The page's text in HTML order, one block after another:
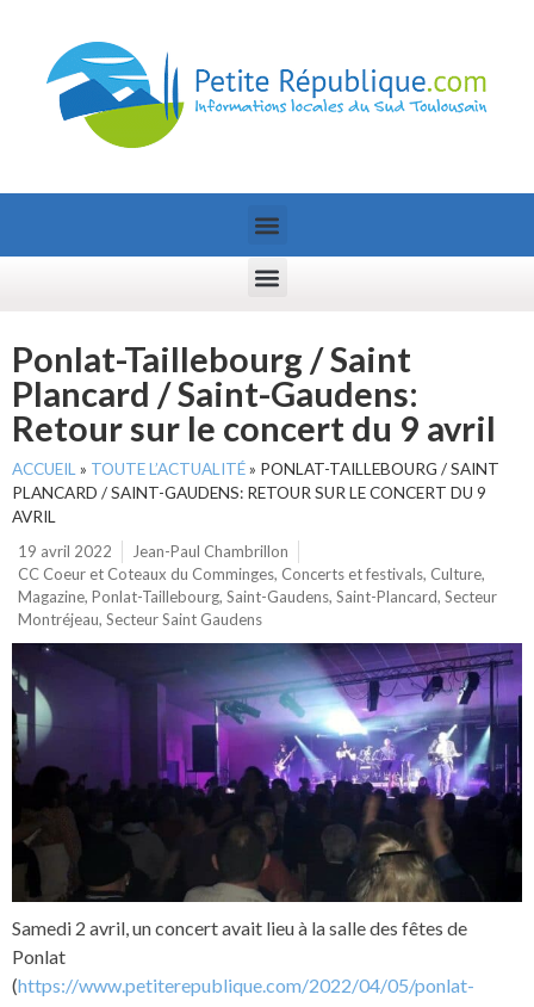
Ponlat-Taillebourg / Saint
Plancard / Saint-Gaudens:
Retour sur le concert du 9 avril
ACCUEIL » TOUTE L’ACTUALITÉ» PONLAT-TAILLEBOURG / SAINT
PLANCARD / SAINT-GAUDENS: RETOUR SUR LE CONCERT DU 9
AVRIL
19 avril 2022
Jean-Paul Chambrillon
CC Coeur et Coteaux du Comminges, Concerts et festivals, Culture,
Magazine, Ponlat-Taillebourg, Saint-Gaudens, Saint-Plancard, Secteur
Montréjeau, Secteur Saint Gaudens
Samedi 2 avril, un concert avait lieu à la salle des fêtes de
Ponlat
(https://www.petiterepublique.com/2022/04/05/ponlat-